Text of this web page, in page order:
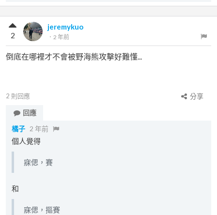
jeremykuo
． 2 年前
2
倒底在哪裡才不會被野海熊攻擊好難懂...
2 則回應
分享
回應
橘子 2 年前
個人覺得
寐偲，賽
和
寐偲，摳賽